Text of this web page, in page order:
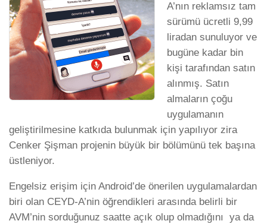
A’nın reklamsız tam
sürümü ücretli 9,99
liradan sunuluyor ve
bugüne kadar bin
kişi tarafından satın
alınmış. Satın
almaların çoğu
uygulamanın
geliştirilmesine katkıda bulunmak için yapılıyor zira
Cenker Şişman projenin büyük bir bölümünü tek başına
üstleniyor.
Engelsiz erişim için Android’de önerilen uygulamalardan
biri olan CEYD-A’nin öğrendikleri arasında belirli bir
AVM’nin sorduğunuz saatte açık olup olmadığını ya da